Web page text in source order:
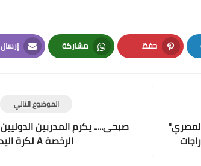
حفظ
Pinterest
مشاركة
Whatsapp
إرسال
Email
الموضوع التالي
صبحى..... يكرم المدربين
الرخصة A لكرة اليد